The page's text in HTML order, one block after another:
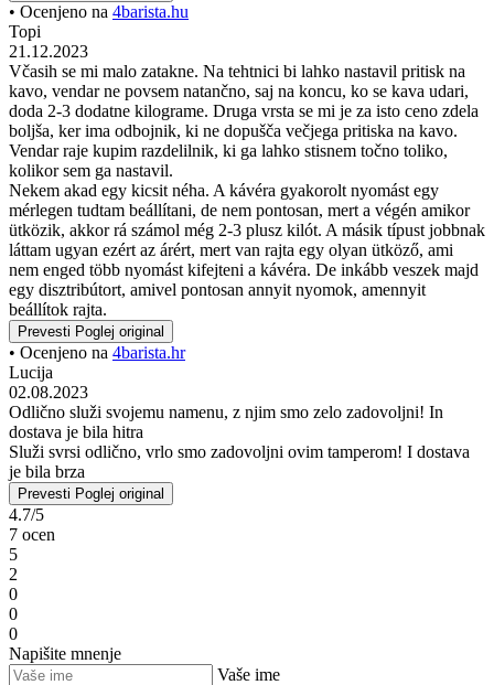
• Ocenjeno na 4barista.hu
Topi
21.12.2023
Včasih se mi malo zatakne. Na tehtnici bi lahko nastavil pritisk na
kavo, vendar ne povsem natančno, saj na koncu, ko se kava udari,
doda 2-3 dodatne kilograme. Druga vrsta se mi je za isto ceno zdela
boljša, ker ima odbojnik, ki ne dopušča večjega pritiska na kavo.
Vendar raje kupim razdelilnik, ki ga lahko stisnem točno toliko,
kolikor sem ga nastavil.
Nekem akad egy kicsit néha. A kávéra gyakorolt nyomást egy
mérlegen tudtam beállítani, de nem pontosan, mert a végén amikor
ütközik, akkor rá számol még 2-3 plusz kilót. A másik típust jobbnak
láttam ugyan ezért az árért, mert van rajta egy olyan ütköző, ami
nem enged több nyomást kifejteni a kávéra. De inkább veszek majd
egy disztribútort, amivel pontosan annyit nyomok, amennyit
beállítok rajta.
Prevesti Poglej original
• Ocenjeno na 4barista.hr
Lucija
02.08.2023
Odlično služi svojemu namenu, z njim smo zelo zadovoljni! In
dostava je bila hitra
Služi svrsi odlično, vrlo smo zadovoljni ovim tamperom! I dostava
je bila brza
Prevesti Poglej original
4.7/5
7 ocen
5
2
0
0
0
Napišite mnenje
Vaše ime